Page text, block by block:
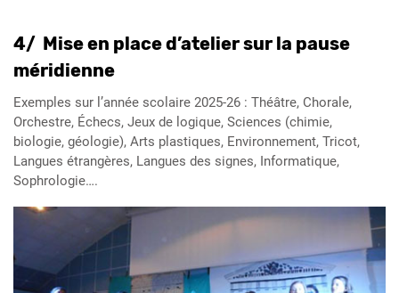
4/ Mise en place d’atelier sur la pause
méridienne
Exemples sur l’année scolaire 2025-26 : Théâtre, Chorale,
Orchestre, Échecs, Jeux de logique, Sciences (chimie,
biologie, géologie), Arts plastiques, Environnement, Tricot,
Langues étrangères, Langues des signes, Informatique,
Sophrologie….